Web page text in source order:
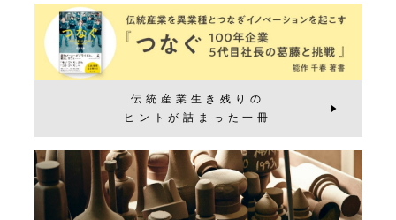
伝統産業生き残りの
ヒントが詰まった一冊